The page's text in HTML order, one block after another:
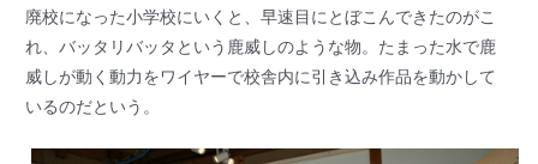
廃校になった小学校にいくと、早速目にとぼこんできたのがこ
れ、バッタリバッタという鹿威しのような物。たまった水で鹿
威しが動く動力をワイヤーで校舎内に引き込み作品を動かして
いるのだという。